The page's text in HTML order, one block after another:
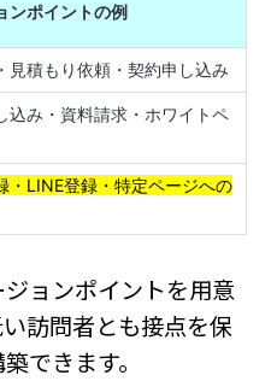
ンポイントの例
見積もり依頼・契約申し込み
込み・資料請求・ホワイトペ
・LINE登録・特定ページへの
ョンポイントを用意
訪問者とも接点を保
できます。